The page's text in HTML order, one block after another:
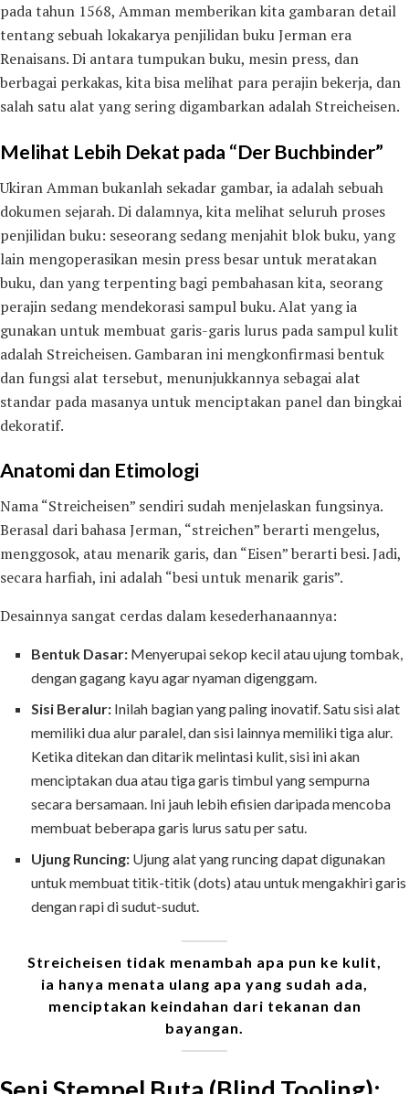
pada tahun 1568, Amman memberikan kita gambaran detail
tentang sebuah lokakarya penjilidan buku Jerman era
Renaisans. Di antara tumpukan buku, mesin press, dan
berbagai perkakas, kita bisa melihat para perajin bekerja, dan
salah satu alat yang sering digambarkan adalah Streicheisen.
Melihat Lebih Dekat pada “Der Buchbinder”
Ukiran Amman bukanlah sekadar gambar, ia adalah sebuah
dokumen sejarah. Di dalamnya, kita melihat seluruh proses
penjilidan buku: seseorang sedang menjahit blok buku, yang
lain mengoperasikan mesin press besar untuk meratakan
buku, dan yang terpenting bagi pembahasan kita, seorang
perajin sedang mendekorasi sampul buku. Alat yang ia
gunakan untuk membuat garis-garis lurus pada sampul kulit
adalah Streicheisen. Gambaran ini mengkonfirmasi bentuk
dan fungsi alat tersebut, menunjukkannya sebagai alat
standar pada masanya untuk menciptakan panel dan bingkai
dekoratif.
Anatomi dan Etimologi
Nama “Streicheisen” sendiri sudah menjelaskan fungsinya.
Berasal dari bahasa Jerman, “streichen” berarti mengelus,
menggosok, atau menarik garis, dan “Eisen” berarti besi. Jadi,
secara harfiah, ini adalah “besi untuk menarik garis”.
Desainnya sangat cerdas dalam kesederhanaannya:
Bentuk Dasar: Menyerupai sekop kecil atau ujung tombak,
dengan gagang kayu agar nyaman digenggam.
Sisi Beralur: Inilah bagian yang paling inovatif. Satu sisi alat
memiliki dua alur paralel, dan sisi lainnya memiliki tiga alur.
Ketika ditekan dan ditarik melintasi kulit, sisi ini akan
menciptakan dua atau tiga garis timbul yang sempurna
secara bersamaan. Ini jauh lebih efisien daripada mencoba
membuat beberapa garis lurus satu per satu.
Ujung Runcing: Ujung alat yang runcing dapat digunakan
untuk membuat titik-titik (dots) atau untuk mengakhiri garis
dengan rapi di sudut-sudut.
Streicheisen tidak menambah apa pun ke kulit,
ia hanya menata ulang apa yang sudah ada,
menciptakan keindahan dari tekanan dan
bayangan.